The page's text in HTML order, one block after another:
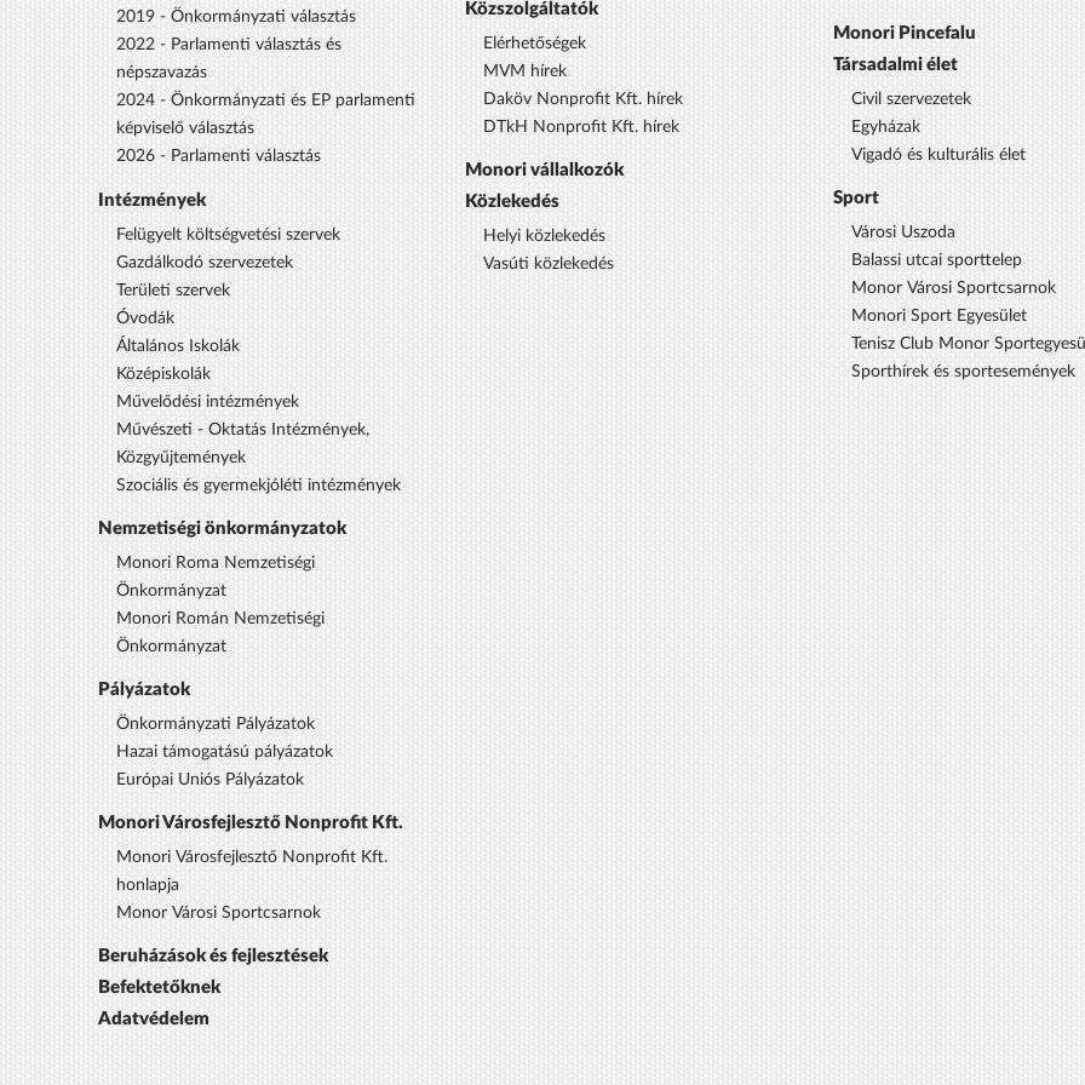
2019 - Önkormányzati választás
2022 - Parlamenti választás és
népszavazás
2024 - Önkormányzati és EP parlamenti
képviselő választás
2026 - Parlamenti választás
Intézmények
Felügyelt költségvetési szervek
Gazdálkodó szervezetek
Területi szervek
Óvodák
Általános Iskolák
Középiskolák
Művelődési intézmények
Művészeti - Oktatás Intézmények,
Közgyűjtemények
Szociális és gyermekjóléti intézmények
Nemzetiségi önkormányzatok
Monori Roma Nemzetiségi
Önkormányzat
Monori Román Nemzetiségi
Önkormányzat
Pályázatok
Önkormányzati Pályázatok
Hazai támogatású pályázatok
Európai Uniós Pályázatok
Monori Városfejlesztő Nonprofit Kft.
Monori Városfejlesztő Nonprofit Kft.
honlapja
Monor Városi Sportcsarnok
Beruházások és fejlesztések
Befektetőknek
Adatvédelem
Közszolgáltatók
Elérhetőségek
MVM hírek
Daköv Nonprofit Kft. hírek
DTkH Nonprofit Kft. hírek
Monori vállalkozók
Közlekedés
Helyi közlekedés
Vasúti közlekedés
Monori Pincefalu
Társadalmi élet
Civil szervezetek
Egyházak
Vigadó és kulturális élet
Sport
Városi Uszoda
Balassi utcai sporttelep
Monor Városi Sportcsarnok
Monori Sport Egyesület
Tenisz Club Monor
Sporthírek és sportesemények